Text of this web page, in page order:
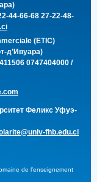
44-66-68 27-22-48-
(ETIC)
д’Ивуара)
0747404000 /
Феликс Уфуэ-
fhb.edu.ci
de l’enseignement